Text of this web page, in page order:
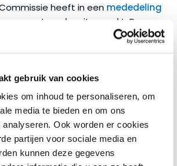
gebruik van cookies
om inhoud te personaliseren, om
media te bieden en om ons
Ook worden er cookies
partijen voor sociale media en
kunnen deze gegevens
heeft in een mededeling
verder uitgewerkt. De
de publieke omroep als een
kernmerken van de dienst (bereik,
invloed op publieke opinie) niet te
in een andere economische
dat de Commissie
publieke omroepdiensten
bestempelt.